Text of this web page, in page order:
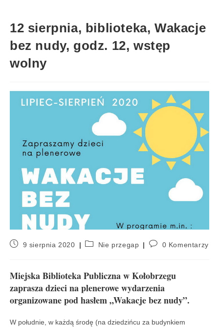
12 sierpnia, biblioteka, Wakacje
bez nudy, godz. 12, wstęp
wolny
9 sierpnia 2020 Nie przegap 0 Komentarzy
Miejska Biblioteka Publiczna w Kołobrzegu
zaprasza dzieci na plenerowe wydarzenia
organizowane pod hasłem „Wakacje bez nudy”.
W południe, w każdą środę (na dziedzińcu za budynkiem